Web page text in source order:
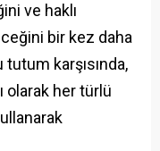
ve haklı
bir kez daha
karşısında,
olarak her türlü